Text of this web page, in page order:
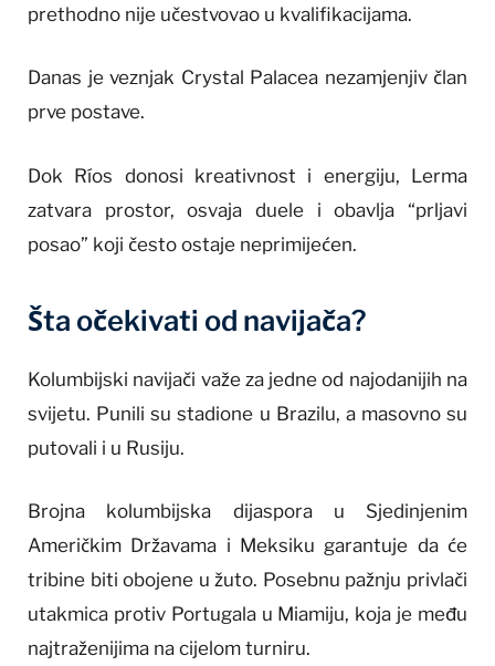
prethodno nije učestvovao u kvalifikacijama.
Danas je veznjak Crystal Palacea nezamjenjiv član
prve postave.
Dok Ríos donosi kreativnost i energiju, Lerma
zatvara prostor, osvaja duele i obavlja “prljavi
posao” koji često ostaje neprimijećen.
Šta očekivati od navijača?
Kolumbijski navijači važe za jedne od najodanijih na
svijetu. Punili su stadione u Brazilu, a masovno su
putovali i u Rusiju.
Brojna kolumbijska dijaspora u Sjedinjenim
Američkim Državama i Meksiku garantuje da će
tribine biti obojene u žuto. Posebnu pažnju privlači
utakmica protiv Portugala u Miamiju, koja je među
najtraženijima na cijelom turniru.